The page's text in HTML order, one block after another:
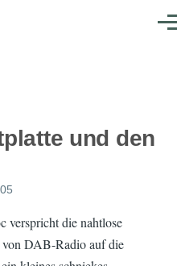
und den
verspricht die nahtlose
DAB-Radio auf die